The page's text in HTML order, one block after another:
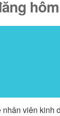
hôm
viên kinh